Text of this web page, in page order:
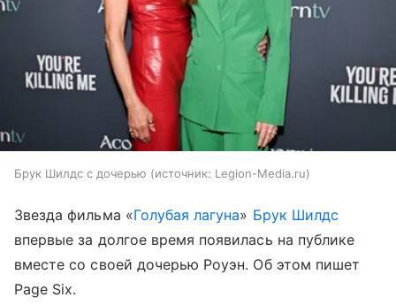
Брук Шилдс с дочерью источник: Legion-Media.ru
Звезда фильма «Голубая лагуна» Брук Шилдс
впервые за долгое время появилась на публике
вместе со своей дочерью Роуэн. Об этом пишет
Page Six.